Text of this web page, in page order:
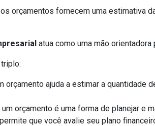
orçamentos fornecem uma estimativa
atua como uma mão
orçamento ajuda a estimar a quantidade
orçamento é uma forma de planejar e
que você avalie seu plano